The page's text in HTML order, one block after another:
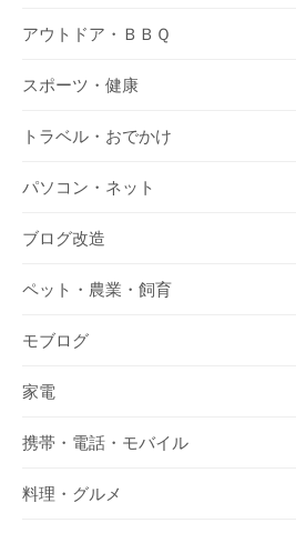
アウトドア・ＢＢＱ
スポーツ・健康
トラベル・おでかけ
パソコン・ネット
ブログ改造
ペット・農業・飼育
モブログ
家電
携帯・電話・モバイル
料理・グルメ